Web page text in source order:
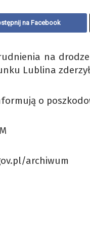
na Facebook
na
Lublina
o
archiwum